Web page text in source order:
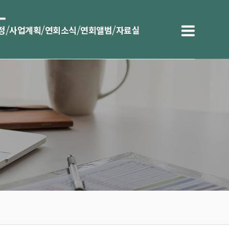
/사업계획/연회소식/연회앨범/자료실